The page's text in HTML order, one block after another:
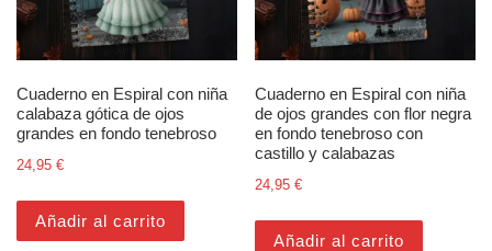
Cuaderno en Espiral con niña
calabaza gótica de ojos
grandes en fondo tenebroso
24,95 €
Añadir al carrito
Cuaderno en Espiral con niña
de ojos grandes con flor negra
en fondo tenebroso con
castillo y calabazas
24,95€
Añadir al carrito